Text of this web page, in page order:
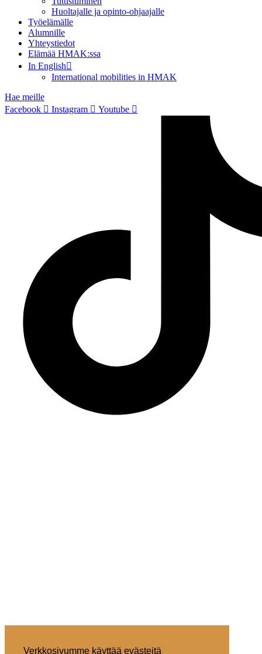
Verkkosivumme käyttää evästeitä
Huoltajalle ja opinto-ohjaajalle
Työelämälle
Alumnille
Yhteystiedot
Elämää HMAK:ssa
In English
International mobilities in HMAK
Hae meille
Facebook
Instagram Youtube